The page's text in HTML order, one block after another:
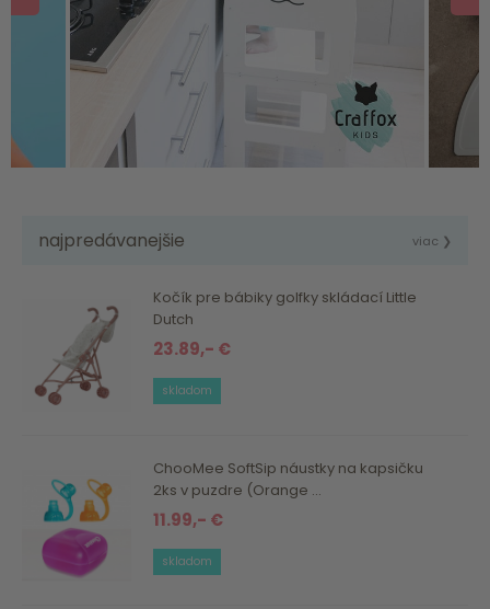
najpredávanejšie viac ❯
Kočík pre bábiky golfky skládací Little
Dutch
23.89,- €
skladom
ChooMee SoftSip náustky na kapsičku
2ks v puzdre (Orange ...
11.99,- €
skladom